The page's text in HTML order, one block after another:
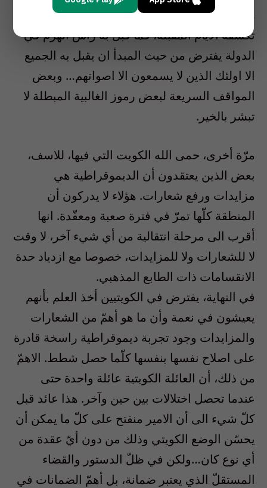
هل يهتدي من انحرف عن جادة الصواب؟ سؤال
تكشفه الايام المقبلة، فما قبل به رأس الهرم في
الدولة يفترض من حيث المبدأ ان يقبل به الجميع
الا اولئك الذين لا يسمعون الا اصواتهم… وبعض
المواقف السريعة لبعض رموز الغالبية المبطلة لا
تبشر بالخير.
مرّة أخرى، حمى الله الكويت التي فيها، للاسف،
بعض الذين يعتقدون أن الديموقراطية هي
مزايدات ورفع شعارات. هؤلاء لا يدركون أن
المنطقة كلّها تمرّ في فترة صعبة ومعقّدة. انها
أقرب الى مرحلة انتقالية من أي شيء آخر، لا وقت
لا للشعارات ولا للمزايدات، خصوصا مع ازدياد حدة
الانقسامات ذات الطابع المذهبي.
في النهاية، يفترض في الكويتيين أخذ العلم بأنهم
يعيشون في نعمة وأن ما هو أهمّ من الشعارات
والمزايدات وجود تجربة ديموقراطية راسخة قادرة
على اصلاح نفسها بنفسها كلّما حصل شطط. الاهمّ
من ذلك، أن العائلة الكويتية عائلة واحدة حتى
عندما تحصل اختلالات بين حين وآخر. هذا عائد قبل
كلّ شيء الى أن الامير منفتح على كلّ ما يمكن أن
يحسّن الوضع الكويتي وذلك من دون أيّ عقدة من
أي نوع كان…ولكن في ظلّ الدستور والقضاء
المستقلّ الذي يعتبر ضمانة، بل أهمّ الضمانات في